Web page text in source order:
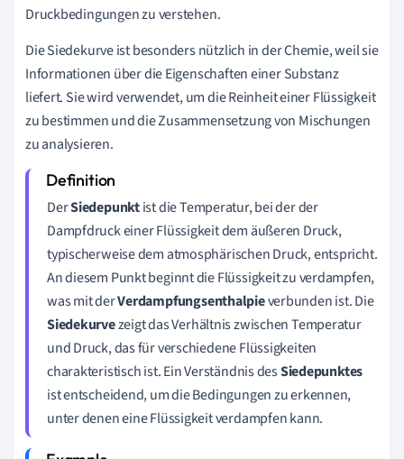
Druckbedingungen zu verstehen.
Die Siedekurve ist besonders nützlich in der Chemie, weil sie
Informationen über die Eigenschaften einer Substanz
liefert. Sie wird verwendet, um die Reinheit einer Flüssigkeit
zu bestimmen und die Zusammensetzung von Mischungen
zu analysieren.
DerSiedepunktist die Temperatur, bei der der
Dampfdruck einer Flüssigkeit dem äußeren Druck,
typischerweise dem atmosphärischen Druck, entspricht.
An diesem Punkt beginnt die Flüssigkeit zu verdampfen,
was mit derVerdampfungsenthalpieverbunden ist. Die
Siedekurvezeigt das Verhältnis zwischen Temperatur
und Druck, das für verschiedene Flüssigkeiten
charakteristisch ist. Ein Verständnis desSiedepunktes
ist entscheidend, um die Bedingungen zu erkennen,
unter denen eine Flüssigkeit verdampfen kann.